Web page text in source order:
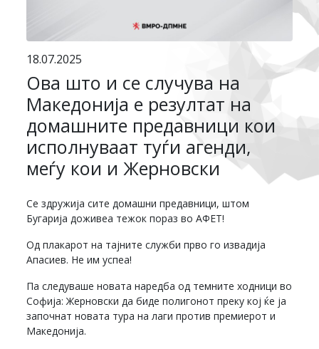
18.07.2025
Ова што и се случува на
Македонија е резултат на
домашните предавници кои
исполнуваат туѓи агенди,
меѓу кои и Жерновски
Се здружија сите домашни предавници, штом
Бугарија доживеа тежок пораз во АФЕТ!
Од плакарот на тајните служби прво го извадија
Апасиев. Не им успеа!
Па следуваше новата наредба од темните ходници во
Софија: Жерновски да биде полигонот преку кој ќе ја
започнат новата тура на лаги против премиерот и
Македонија.